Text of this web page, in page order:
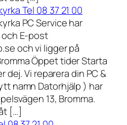
Tel 08 37 21 00
PC Service har
och E-post
och vi ligger på
Öppet tider Starta
dej. Vi reparera din PC &
namn Datorhjälp ) har
13, Bromma.
[…]